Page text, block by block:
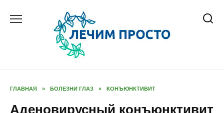
ГЛАВНАЯ » БОЛЕЗНИ ГЛАЗ » КОНЪЮНКТИВИТ
Аденовирусный конъюнктивит